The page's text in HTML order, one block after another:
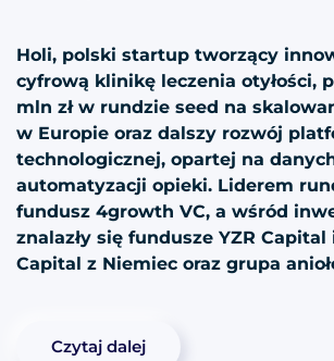
Holi, polski startup tworzący
cyfrową klinikę leczenia otyłości,
mln zł w rundzie seed na
w Europie oraz dalszy rozwój
technologicznej, opartej na
automatyzacji opieki. Liderem
fundusz 4growth VC, a wśród
znalazły się fundusze YZR
Capital z Niemiec oraz grupa
Czytaj dalej